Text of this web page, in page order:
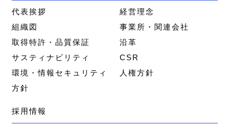
代表挨拶
経営理念
組織図
事業所・関連会社
取得特許・品質保証
沿革
サスティナビリティ
CSR
環境・情報セキュリティ
方針
人権方針
採用情報